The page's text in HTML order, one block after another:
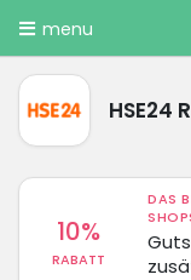
menu
HSE24
10%
RABATT
DAS